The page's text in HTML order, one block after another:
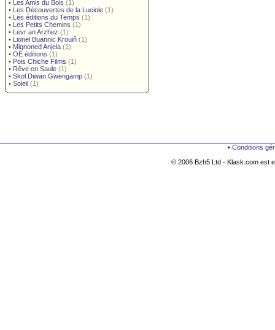
• Les Amis du Bois (1)
• Les Découvertes de la Luciole (1)
• Les éditions du Temps (1)
• Les Petits Chemins (1)
• Levr an Arzhez (1)
• Lionel Buannic Krouiñ (1)
• Mignoned Anjela (1)
• OE éditions (1)
• Pois Chiche Films (1)
• Rêve en Saule (1)
• Skol Diwan Gwengamp (1)
• Soleil (1)
• Conditions
© 2006 Bzh5 Ltd - Klask.com est